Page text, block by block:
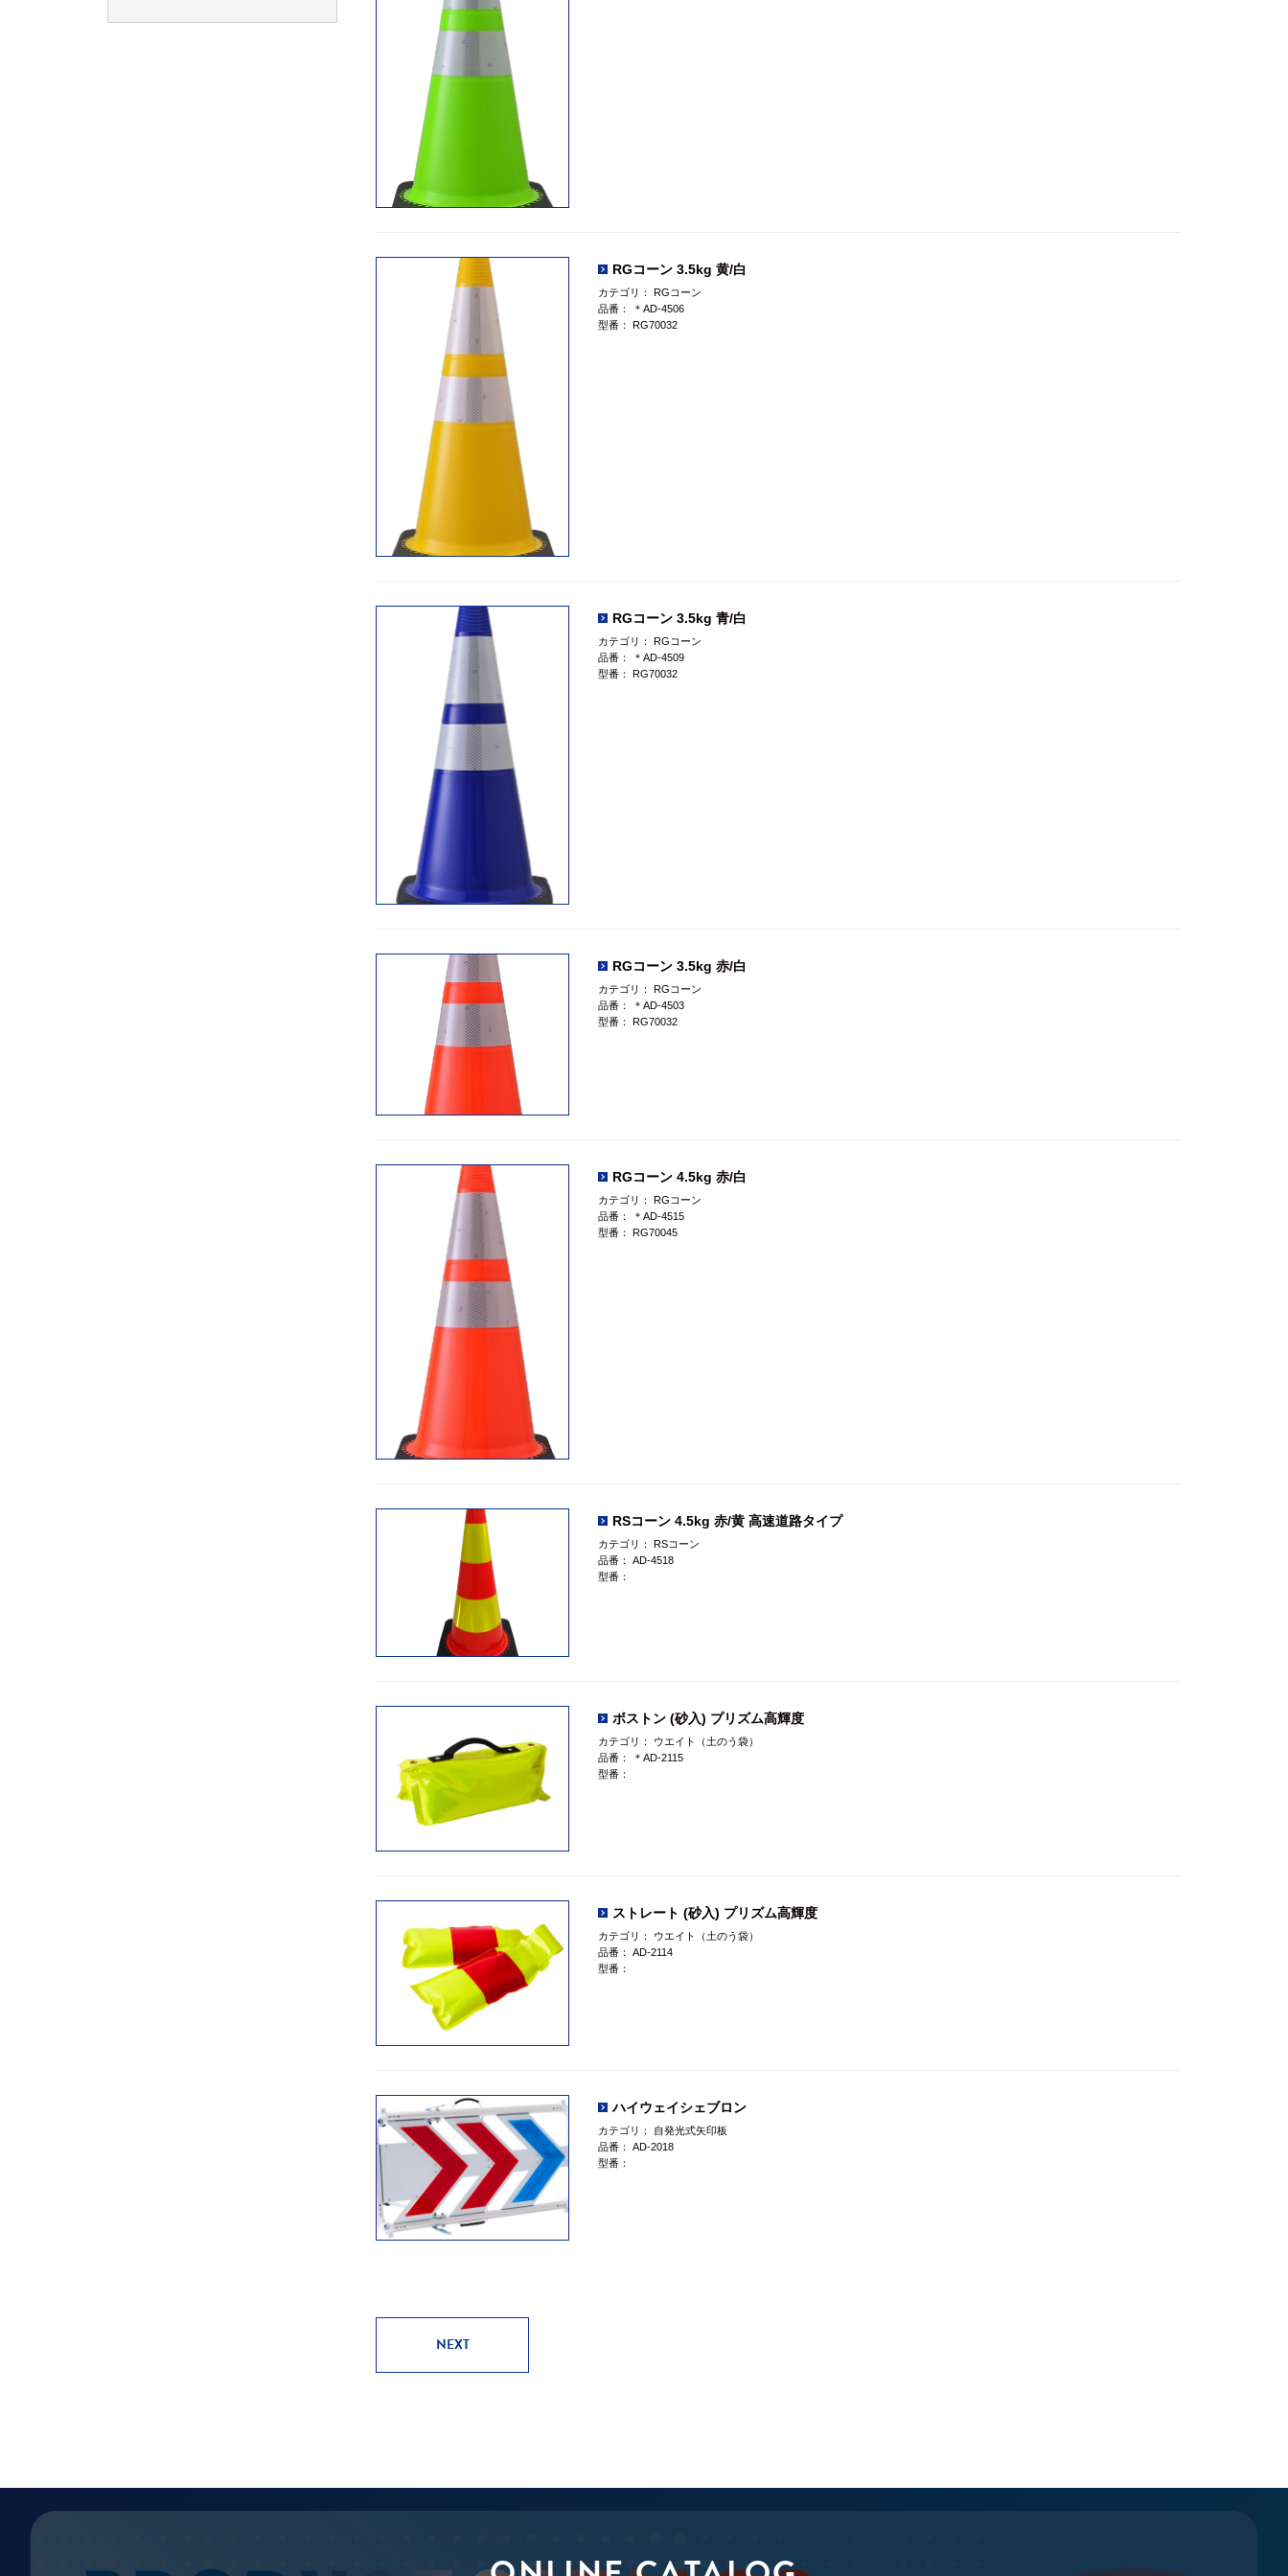
RGコーン 3.5kg 黄/白
カテゴリ：
RGコーン
品番：
＊AD-4506
型番：
RG70032
RGコーン 3.5kg 青/白
カテゴリ：
RGコーン
品番：
＊AD-4509
型番：
RG70032
RGコーン 3.5kg 赤/白
カテゴリ：
RGコーン
品番：
＊AD-4503
型番：
RG70032
RGコーン 4.5kg 赤/白
カテゴリ：
RGコーン
品番：
＊AD-4515
型番：
RG70045
RSコーン 4.5kg 赤/黄 高速道路タイプ
カテゴリ：
RSコーン
品番：
AD-4518
型番：
ボストン (砂入) プリズム高輝度
カテゴリ：
ウエイト（土のう袋）
品番：
＊AD-2115
型番：
ストレート (砂入) プリズム高輝度
カテゴリ：
ウエイト（土のう袋）
品番：
AD-2114
型番：
ハイウェイシェブロン
カテゴリ：
自発光式矢印板
品番：
AD-2018
型番：
NEXT